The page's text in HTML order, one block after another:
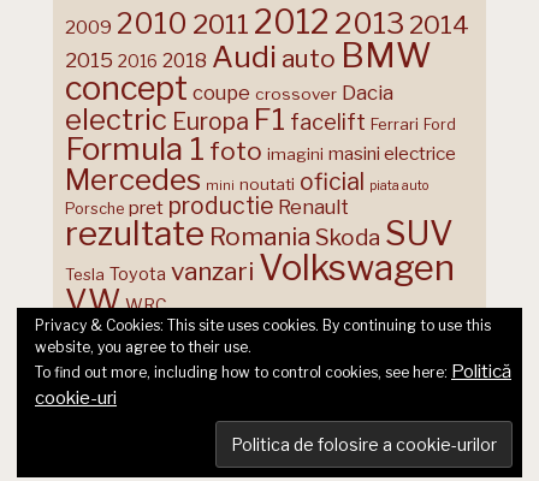
2009 2010 2011 2012 2013 2014
2015 2016 2018 Audi auto BMW
concept coupe crossover Dacia
electric Europa F1 facelift Ferrari Ford
Formula 1 foto imagini masini electrice
Mercedes mini noutati oficial piata auto
Porsche pret productie Renault
rezultate Romania Skoda SUV
Tesla Toyota vanzari Volkswagen
VW WRC
© 2026 Ecart Media SRL | made by Nina Cocea &infin
Privacy & Cookies: This site uses cookies. By continuing to use this
website, you agree to their use.
To find out more, including how to control cookies, see here: Politică
cookie-uri